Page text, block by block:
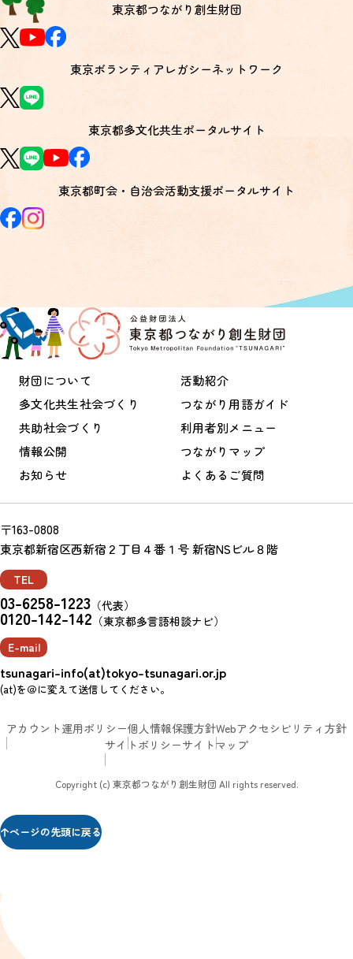
東京都つながり創生財団
東京ボランティアレガシーネットワーク
東京都多文化共生ポータルサイト
東京都町会・自治会活動支援ポータルサイト
財団について
多文化共生社会づくり
共助社会づくり
情報公開
お知らせ
活動紹介
つながり用語ガイド
利用者別メニュー
つながりマップ
よくあるご質問
〒163-0808
東京都新宿区西新宿２丁目４番１号 新宿NSビル８階
TEL
03-6258-1223 （代表）
0120-142-142 （東京都多言語相談ナビ）
E-mail
tsunagari-info(at)tokyo-tsunagari.or.jp
(at)を＠に変えて送信してください。
アカウント運用ポリシー個人情報保護方針Webアクセシビリティ方針
サイトポリシーサイトマップ
Copyright (c) 東京都つながり創生財団 All rights reserved.
ページの先頭に戻る